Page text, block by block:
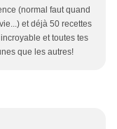
(normal faut quand
et déjà 50 recettes
et toutes tes
que les autres!